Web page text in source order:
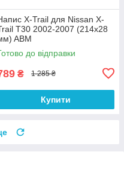
X-Trail для Nissan X-
T30 2002-2007 (214х28
ABM
до відправки
₴ 1 285 ₴
Купити